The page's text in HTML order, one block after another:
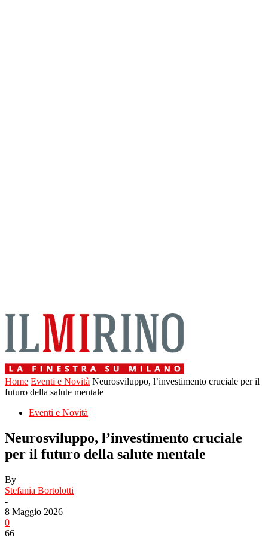
Home Eventi e Novità Neurosviluppo, l’investimento cruciale per il
futuro della salute mentale
Eventi e Novità
Neurosviluppo, l’investimento cruciale
per il futuro della salute mentale
By
Stefania Bortolotti
-
8 Maggio 2026
0
66